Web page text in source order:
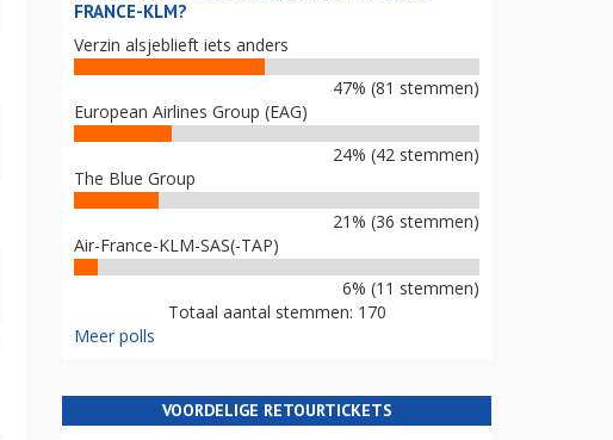
FRANCE-KLM?
Verzin alsjeblieft iets anders
47% (81 stemmen)
European Airlines Group (EAG)
24% (42 stemmen)
The Blue Group
21% (36 stemmen)
Air-France-KLM-SAS(-TAP)
6% (11 stemmen)
Totaal aantal stemmen: 170
Meer polls
VOORDELIGE RETOURTICKETS